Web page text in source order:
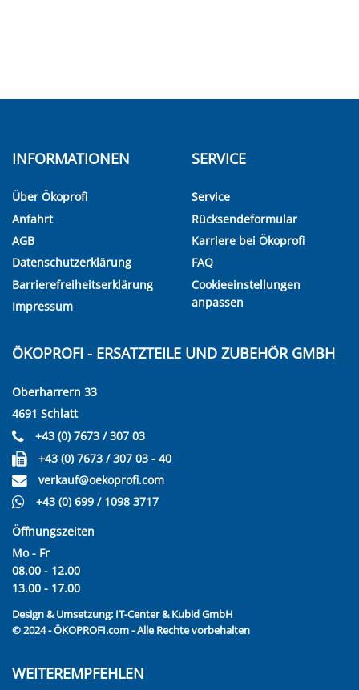
INFORMATIONEN
Über Ökoprofi
Anfahrt
AGB
Datenschutzerklärung
Barrierefreiheitserklärung
Impressum
SERVICE
Service
Rücksendeformular
Karriere bei Ökoprofi
FAQ
Cookieeinstellungen
anpassen
ÖKOPROFI - ERSATZTEILE UND ZUBEHÖR GMBH
Oberharrern 33
4691 Schlatt
+43 (0) 7673 / 307 03
+43 (0) 7673 / 307 03 - 40
verkauf@oekoprofi.com
+43 (0) 699 / 1098 3717
Öffnungszeiten
Mo - Fr
08.00 - 12.00
13.00 - 17.00
Design & Umsetzung: IT-Center & Kubid GmbH
© 2024 - ÖKOPROFI.com - Alle Rechte vorbehalten
WEITEREMPFEHLEN